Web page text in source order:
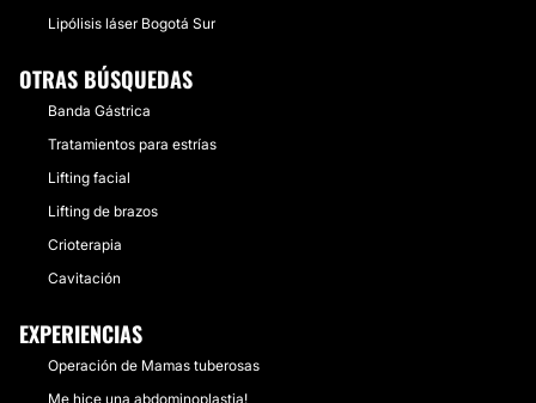
Lipólisis láser Bogotá Sur
OTRAS BÚSQUEDAS
Banda Gástrica
Tratamientos para estrías
Lifting facial
Lifting de brazos
Crioterapia
Cavitación
EXPERIENCIAS
Operación de Mamas tuberosas
Me hice una abdominoplastia!